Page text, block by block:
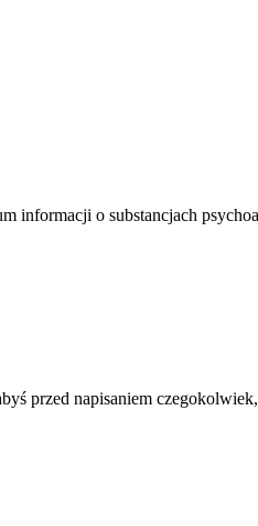
informacji o substancjach
przed napisaniem